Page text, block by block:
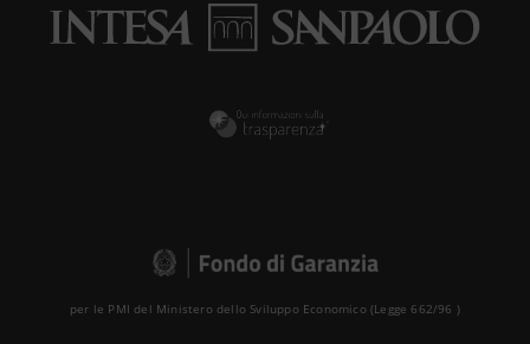
per le PMI del Ministero dello Sviluppo Economico (Legge 662/96 )